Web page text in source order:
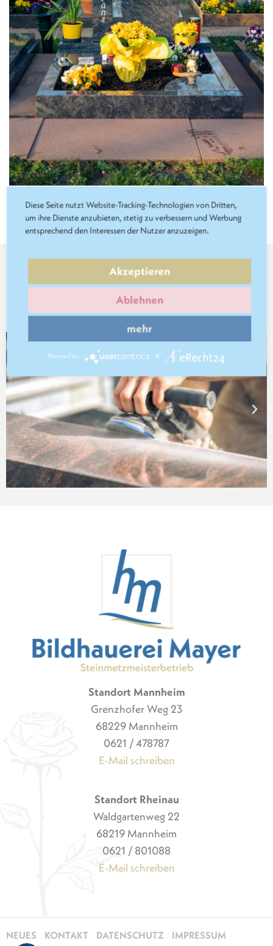
Folgen Sie uns
aufPinterest
Standort Mannheim
Grenzhofer Weg 23
68229 Mannheim
0621 / 478787
E-Mail schreiben
Standort Rheinau
Waldgartenweg 22
68219 Mannheim
0621 / 801088
E-Mail schreiben
NEUES KONTAKT DATENSCHUTZ IMPRESSUM
Diese Seite nutzt Website-Tracking-Technologien von Dritten,
um ihre Dienste anzubieten, stetig zu verbessern und Werbung
entsprechend den Interessen der Nutzer anzuzeigen.
Akzeptieren
Ablehnen
mehr
Powered by &